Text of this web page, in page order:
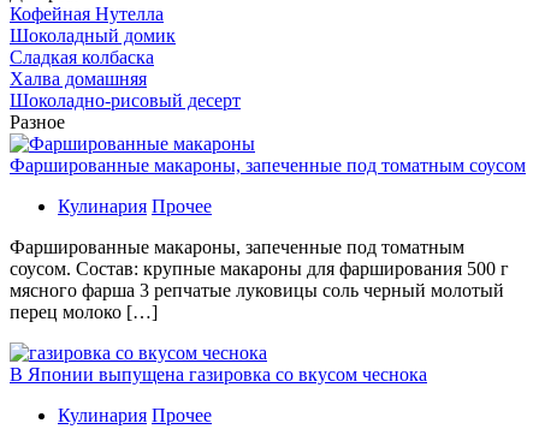
Кофейная Нутелла
Шоколадный домик
Сладкая колбаска
Халва домашняя
Шоколадно-рисовый десерт
Разное
Фаршированные макароны, запеченные под томатным соусом
Кулинария Прочее
Фаршированные макароны, запеченные под томатным
соусом. Состав: крупные макароны для фарширования 500 г
мясного фарша 3 репчатые луковицы соль черный молотый
перец молоко […]
В Японии выпущена газировка со вкусом чеснока
Кулинария Прочее